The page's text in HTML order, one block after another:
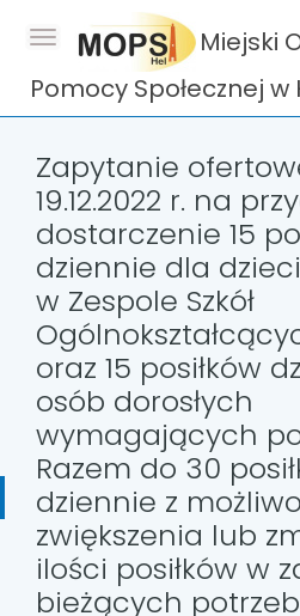
Miejski
Pomocy Społecznej w
Zapytanie
19.12.2022 r. na
dostarczenie 15
dziennie dla
w Zespole Szkół
oraz 15 posiłków
osób dorosłych
wymagających
Razem do 30
dziennie z
zwiększenia lub
ilości posiłków w
bieżących potrzeb